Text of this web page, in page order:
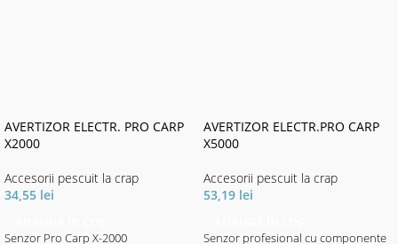
AVERTIZOR ELECTR. PRO CARP
X2000
Accesorii pescuit la crap
34,55 lei
Senzor Pro Carp X-2000
AVERTIZOR ELECTR.PRO CARP
X5000
Accesorii pescuit la crap
53,19 lei
Senzor profesional cu componente